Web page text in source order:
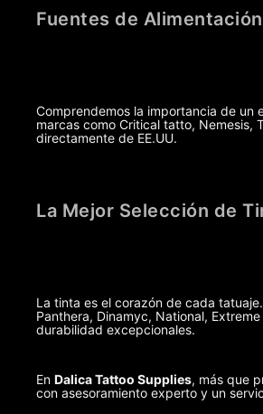
Fuentes de
Comprendemos la importancia de un
marcas como Critical tatto, Nemesis,
directamente de EE.UU.
La Mejor Selección de
La tinta es el corazón de cada
Panthera, Dinamyc, National,
durabilidad excepcionales.
En Dalica Tattoo Supplies, más que
con asesoramiento experto y un